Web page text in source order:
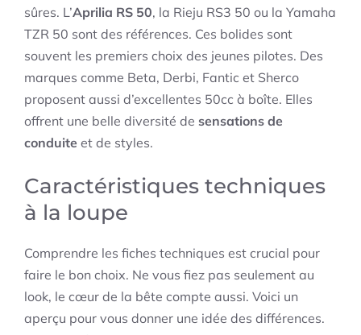
sûres. L’Aprilia RS 50, la Rieju RS3 50 ou la Yamaha
TZR 50 sont des références. Ces bolides sont
souvent les premiers choix des jeunes pilotes. Des
marques comme Beta, Derbi, Fantic et Sherco
proposent aussi d’excellentes 50cc à boîte. Elles
offrent une belle diversité de sensations de
conduite et de styles.
Caractéristiques techniques
à la loupe
Comprendre les fiches techniques est crucial pour
faire le bon choix. Ne vous fiez pas seulement au
look, le cœur de la bête compte aussi. Voici un
aperçu pour vous donner une idée des différences.